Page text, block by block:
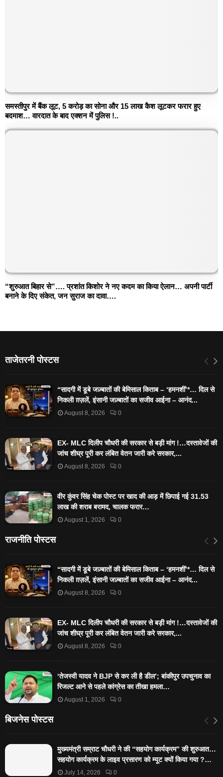
समस्तीपुर में बैंक लूट, 5 करोड़ का सोना और 15 लाख कैश लूटकर फरार हुए
बदमाश… वारदात के बाद एक्शन में पुलिस !..
“शुरुआत बिहार से”…. प्रशांत किशोर ने नए कदम का किया ऐलान… अपनी पार्टी
बनाने के दिए संकेत, जन सुराज का दावा….
ताजेतरनी पोस्टस
“सादगी में डूबे जज़्बातों की बेमिसाल किताब – ‘हमनशीं’*… दिल से
निकली ग़ज़लें, इंसानी जज़्बातों का सजीव आईना – आनंद...
August 8, 2026 0
EX- MLC दिलीप चौधरी की सरकार से बड़ी मांग !…दस्तावेजों की
जांच शीघ्र पूरी कर लंबित वेतन जारी करे सरकार,...
August 8, 2026 0
वीर कुंवर सिंह चेक पोस्ट पर खाद की आड़ में छिपाई गई 31.53
लाख की शराब बरामद, चालक फरार…
August 1, 2026 0
राजनीति पोस्टस
“सादगी में डूबे जज़्बातों की बेमिसाल किताब – ‘हमनशीं’*… दिल से
निकली ग़ज़लें, इंसानी जज़्बातों का सजीव आईना – आनंद...
August 8, 2026 0
EX- MLC दिलीप चौधरी की सरकार से बड़ी मांग !…दस्तावेजों की
जांच शीघ्र पूरी कर लंबित वेतन जारी करे सरकार,...
August 8, 2026 0
‘तेजस्‍वी यादव ने BJP से कर ली है डील’; बांकीपुर उपचुनाव का
रिजल्‍ट आने से पहले कांग्रेस का तीखा हमला…
August 1, 2026 0
बिजनेस पोस्टस
मुख्यमंत्री सम्राट चौधरी ने की “सहयोग कार्यक्रम” की शुरुआत…
सहयोग कार्यक्रम के लाइव प्रसारण को म्यूट क्यों किया गया ?…
July 14, 2026 0